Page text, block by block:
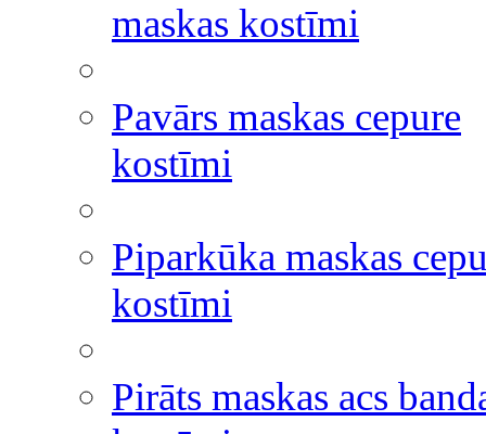
maskas kostīmi
Pavārs maskas cepure
kostīmi
Piparkūka maskas
kostīmi
Pirāts maskas acs